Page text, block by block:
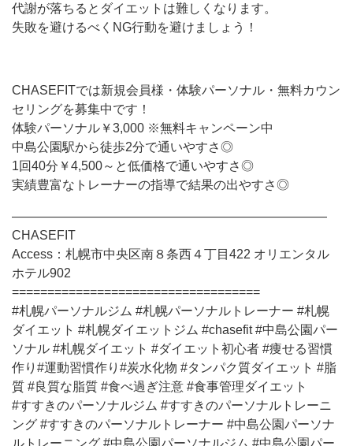
代謝が落ちるとダイエットは難しくなります。
失敗を避けるべくNG行動を避けましょう！
CHASEFITでは新規会員様・体験パーソナル・無料カウン
セリングを募集中です！
体験パーソナル￥3,000 ※無料キャンペーン中
中島公園駅から徒歩2分で通いやすさ◎
1回40分￥4,500～と低価格で通いやすさ◎
実績豊富なトレーナーの指導で結果の出やすさ◎
―――――――――――――――――――――――――
CHASEFIT
Access：札幌市中央区南８条西４丁目422 オリエンタル
ホテル902
===================================
#札幌パーソナルジム #札幌パーソナルトレーナー #札幌
ダイエット #札幌ダイエットジム #chasefit #中島公園パー
ソナル #札幌ダイエット #ダイエット初心者 #痩せる習慣
作り#運動習慣作り#炭水化物 #タンパク質ダイエット #脂
質 #良質な脂質 #食べ過ぎ注意 #食事管理ダイエット
#すすきのパーソナルジム #すすきのパーソナルトレーニ
ング #すすきのパーソナルトレーナー #中島公園パーソナ
ルトレーニング #中島公園パーソナルジム #中島公園パー